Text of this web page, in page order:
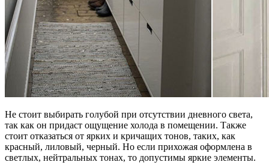
Не стоит выбирать голубой при отсутствии дневного света,
так как он придаст ощущение холода в помещении. Также
стоит отказаться от ярких и кричащих тонов, таких, как
красный, лиловый, черный. Но если прихожая оформлена в
светлых, нейтральных тонах, то допустимы яркие элементы.